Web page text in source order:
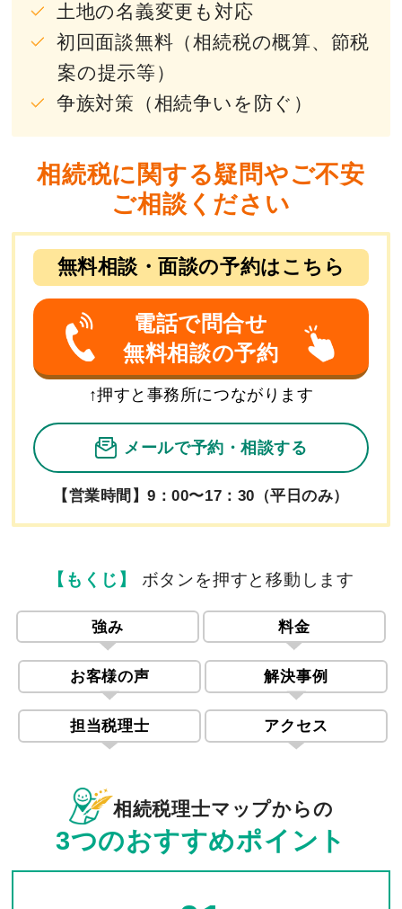
土地の名義変更も対応
初回面談無料（相続税の概算、節税
案の提示等）
争族対策（相続争いを防ぐ）
相続税に関する疑問やご不安
ご相談ください
無料相談・面談の予約はこちら
電話で問合せ
無料相談の予約
↑押すと事務所につながります
メールで予約 ・相談する
【営業時間】9：00〜17：30（平日のみ）
【もくじ】 ボタンを押すと移動します
強み 料金
お客様の声 解決事例
担当税理士 アクセス
相続税理士マップからの
3つのおすすめポイント